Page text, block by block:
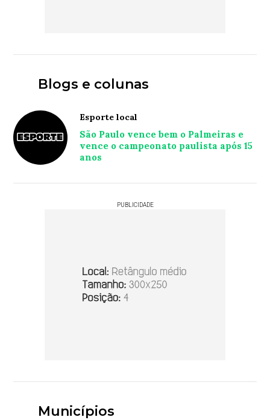
Blogs e colunas
Esporte local
São Paulo vence bem o Palmeiras e
vence o campeonato paulista após 15
anos
PUBLICIDADE
Municípios